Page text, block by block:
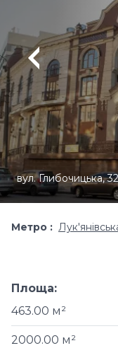
вул. Глибочицька,
Метро
Площа:
463.00 м²
2000.00 м²